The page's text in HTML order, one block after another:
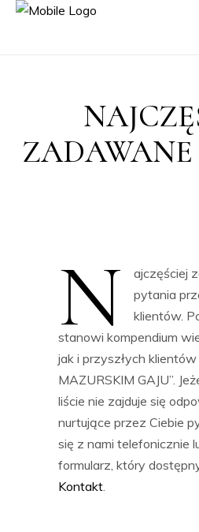
N
ajczęściej
pytania
klientów.
stanowi kompendium
jak i przyszłych klientów
MAZURSKIM GAJU”.
liście nie zajduje się
nurtujące przez Ciebie
się z nami telefonicznie
formularz, który
Kontakt.